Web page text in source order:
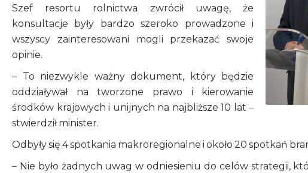
Szef resortu rolnictwa zwrócił uwagę, że
konsultacje były bardzo szeroko prowadzone i
wszyscy zainteresowani mogli przekazać swoje
opinie.
– To niezwykle ważny dokument, który będzie
oddziaływał na tworzone prawo i kierowanie
środków krajowych i unijnych na najbliższe 10 lat –
stwierdził minister.
Odbyły się 4 spotkania makroregionalne i około 20 spotkań
– Nie było żadnych uwag w odniesieniu do celów strategii,